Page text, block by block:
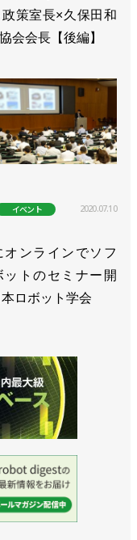
パンvol.3②]多様
パンvol.3①]簡単
みませんか？／
パンvol.2]世界に
愛知県知事
パンvol.1]中部で
いよ開幕！
vol.8]一歩先行く
動車メーカー開
政策室長×久保田和
会会長【後編】
イベント 2020.07.10
オンラインでソフ
ットのセミナー開
ロボット学会